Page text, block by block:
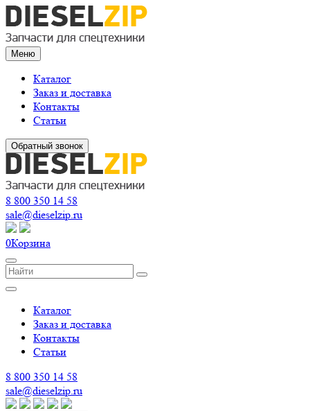
Меню
Каталог
Заказ и доставка
Контакты
Статьи
Обратный звонок
8 800 350 14 58
sale@dieselzip.ru
0Корзина
Каталог
Заказ и доставка
Контакты
Статьи
8 800 350 14 58
sale@dieselzip.ru